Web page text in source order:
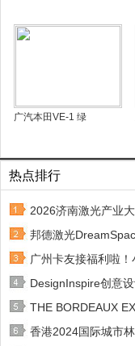
广汽本田VE-1 绿
热点排行
2026济南激光产业
邦德激光
广州卡友接福利啦
DesignInspire创意
THE BORDEAUX
香港2024国际城市